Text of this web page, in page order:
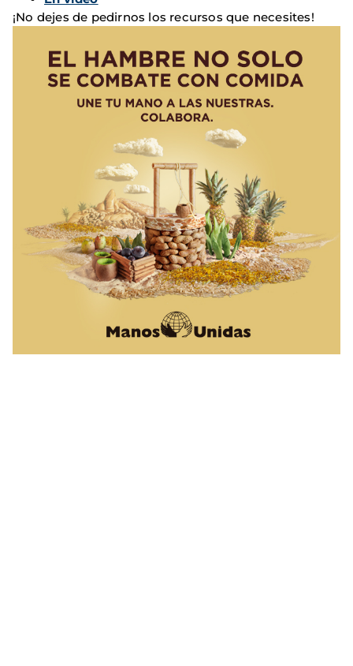
¡No dejes de pedirnos los recursos que necesites!